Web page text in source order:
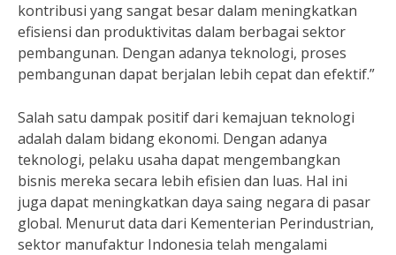
kontribusi yang sangat besar dalam meningkatkan
efisiensi dan produktivitas dalam berbagai sektor
pembangunan. Dengan adanya teknologi, proses
pembangunan dapat berjalan lebih cepat dan efektif.”
Salah satu dampak positif dari kemajuan teknologi
adalah dalam bidang ekonomi. Dengan adanya
teknologi, pelaku usaha dapat mengembangkan
bisnis mereka secara lebih efisien dan luas. Hal ini
juga dapat meningkatkan daya saing negara di pasar
global. Menurut data dari Kementerian Perindustrian,
sektor manufaktur Indonesia telah mengalami